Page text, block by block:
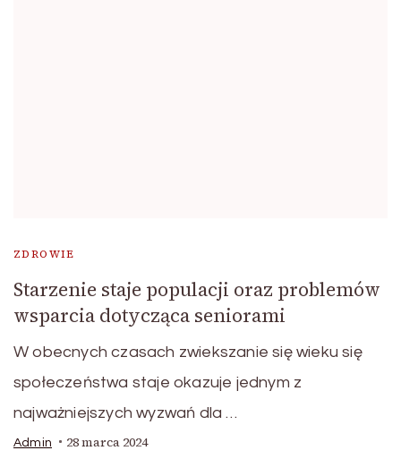
ZDROWIE
Starzenie staje populacji oraz problemów
wsparcia dotycząca seniorami
W obecnych czasach zwiekszanie się wieku się
społeczeństwa staje okazuje jednym z
najważniejszych wyzwań dla …
Admin 28 marca 2024